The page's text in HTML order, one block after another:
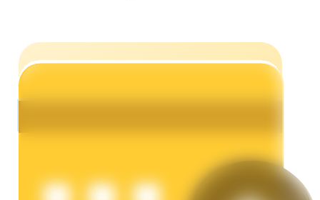
Menghasilkan